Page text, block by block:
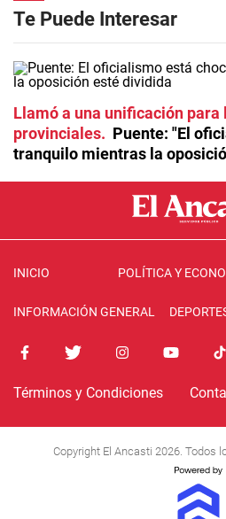
Te Puede Interesar
Llamó a una unificación para
provinciales
Puente: "El
tranquilo mientras la
INICIO POLÍTICA Y
INFORMACIÓN GENERAL
Términos y Condiciones
Copyright El Ancasti 2026. Todos